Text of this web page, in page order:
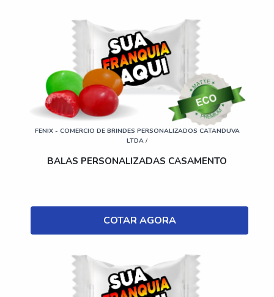
FENIX - COMERCIO DE BRINDES PERSONALIZADOS CATANDUVA
LTDA /
BALAS PERSONALIZADAS CASAMENTO
COTAR AGORA